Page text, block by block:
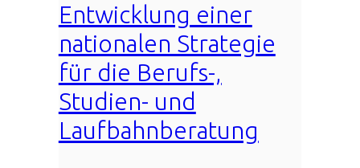
Entwicklung einer
nationalen Strategie
für die Berufs-,
Studien- und
Laufbahnberatung